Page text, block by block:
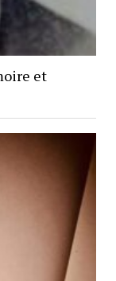
et